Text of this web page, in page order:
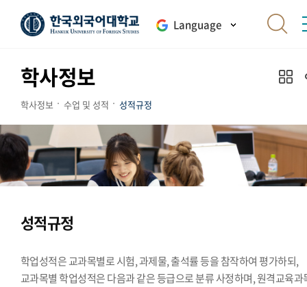
Language
학사정보
학사정보 수업 및 성적 성적규정
성적규정
학업성적은 교과목별로 시험, 과제물, 출석률 등을 참작하여 평가하되,
교과목별 학업성적은 다음과 같은 등급으로 분류 사정하며, 원격교육과